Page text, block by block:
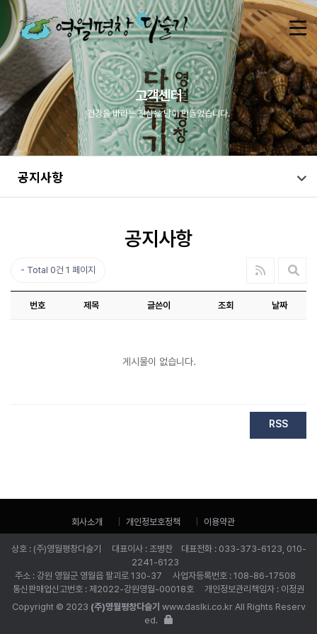
고객센터
건강을 바라는 진심을 담아 만들었습니다.
공지사항
공지사항
Total 0건 1 페이지
번호 제목 글쓴이 조회 날짜
게시물이 없습니다.
RSS
회사소개 개인정보호정책 이용약관
상호 : (주)영월평창다슬기 대표이사 : 조병찬 대표전화 : 033-373-6123, 010-
2241-6123
주소 : 강원 영월군 영월읍 팔괴로 130-37 사업자등록번호 : 108-86-17508
통신판매업신고번호 : 제2022-강원영월-00018호 개인정보관리책임자 : 이정권
Copyright © 2023 (주)영월평창다슬기 www.daslki.co.kr All Rights Reserv
ed.